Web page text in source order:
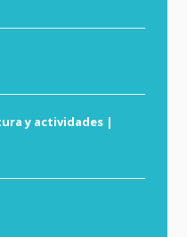
y actividades |